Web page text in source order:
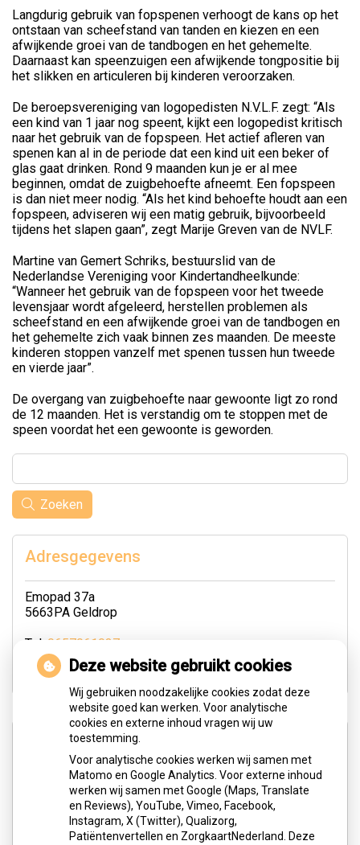
Langdurig gebruik van fopspenen verhoogt de kans op het
ontstaan van scheefstand van tanden en kiezen en een
afwijkende groei van de tandbogen en het gehemelte.
Daarnaast kan speenzuigen een afwijkende tongpositie bij
het slikken en articuleren bij kinderen veroorzaken.
De beroepsvereniging van logopedisten N.V.L.F. zegt: “Als
een kind van 1 jaar nog speent, kijkt een logopedist kritisch
naar het gebruik van de fopspeen. Het actief afleren van
spenen kan al in de periode dat een kind uit een beker of
glas gaat drinken. Rond 9 maanden kun je er al mee
beginnen, omdat de zuigbehoefte afneemt. Een fopspeen
is dan niet meer nodig. “Als het kind behoefte houdt aan een
fopspeen, adviseren wij een matig gebruik, bijvoorbeeld
tijdens het slapen gaan”, zegt Marije Greven van de NVLF.
Martine van Gemert Schriks, bestuurslid van de
Nederlandse Vereniging voor Kindertandheelkunde:
“Wanneer het gebruik van de fopspeen voor het tweede
levensjaar wordt afgeleerd, herstellen problemen als
scheefstand en een afwijkende groei van de tandbogen en
het gehemelte zich vaak binnen zes maanden. De meeste
kinderen stoppen vanzelf met spenen tussen hun tweede
en vierde jaar”.
De overgang van zuigbehoefte naar gewoonte ligt zo rond
de 12 maanden. Het is verstandig om te stoppen met de
speen voordat het een gewoonte is geworden.
Zoeken
Adresgegevens
Emopad 37a
5663PA Geldrop
Tel: 0657061037
E-mail: m.borgers@logopedie-geldrop.nl
Openingstijden
Maandag:
08:30 - 20:00
Dinsdag:
08:30 - 18:00
Woensdag:
08:30 - 18:00
Donderdag:
08:30 - 18:00
Deze website gebruikt cookies
Wij gebruiken noodzakelijke cookies zodat deze
website goed kan werken. Voor analytische
cookies en externe inhoud vragen wij uw
toestemming.
Voor analytische cookies werken wij samen met
Matomo en Google Analytics. Voor externe inhoud
werken wij samen met Google (Maps, Translate
en Reviews), YouTube, Vimeo, Facebook,
Instagram, X (Twitter), Qualizorg,
Patiëntenvertellen en ZorgkaartNederland. Deze